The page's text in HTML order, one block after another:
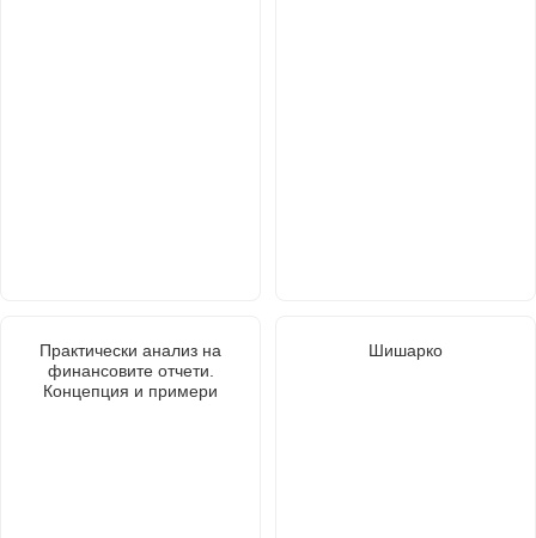
Практически анализ на
финансовите отчети.
Концепция и примери
Шишарко